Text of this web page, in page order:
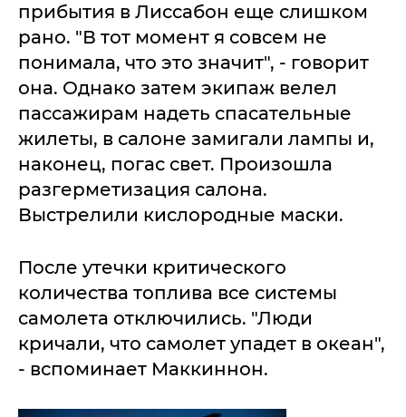
прибытия в Лиссабон еще слишком
рано. "В тот момент я совсем не
понимала, что это значит", - говорит
она. Однако затем экипаж велел
пассажирам надеть спасательные
жилеты, в салоне замигали лампы и,
наконец, погас свет. Произошла
разгерметизация салона.
Выстрелили кислородные маски.
После утечки критического
количества топлива все системы
самолета отключились. "Люди
кричали, что самолет упадет в океан",
- вспоминает Маккиннон.